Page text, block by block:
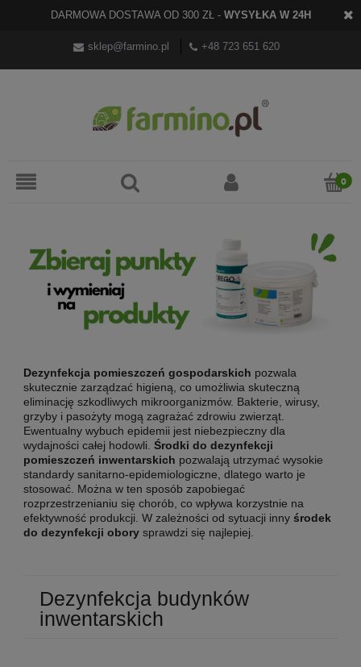
DARMOWA DOSTAWA OD 300 ZŁ - WYSYŁKA W 24H
sklep@farmino.pl +48 723 651 620
Dezynfekcja pomieszczeń gospodarskich pozwala
skutecznie zarządzać higieną, co umożliwia skuteczną
eliminację szkodliwych mikroorganizmów. Bakterie, wirusy,
grzyby i pasożyty mogą zagrażać zdrowiu zwierząt.
Ewentualny wybuch epidemii jest niebezpieczny dla
wydajności całej hodowli. Środki do dezynfekcji
pomieszczeń inwentarskich pozwalają utrzymać wysokie
standardy sanitarno-epidemiologiczne, dlatego warto je
stosować. Można w ten sposób zapobiegać
rozprzestrzenianiu się chorób, co wpływa korzystnie na
efektywność produkcji. W zależności od sytuacji inny środek
do dezynfekcji oborysprawdzi się najlepiej.
Dezynfekcja budynków
inwentarskich